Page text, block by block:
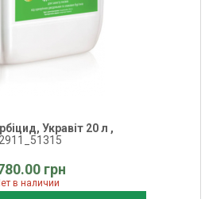
Укравіт 20 л ,
грн
в наличии